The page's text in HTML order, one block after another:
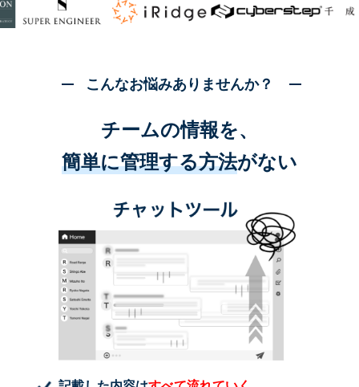
こんなお悩みありませんか？
チームの情報を、
簡単に管理する方法がない